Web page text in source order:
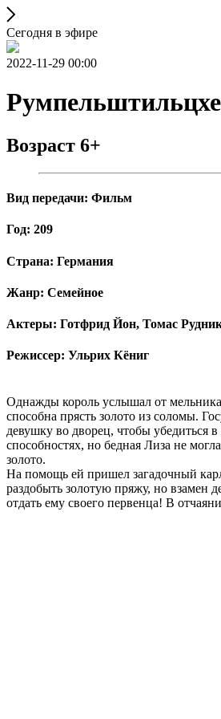
Сегодня в эфире
2022-11-29 00:00
Возраст 6+
Вид передачи: Фильм
Год: 209
Страна: Германия
Жанр: Семейное
Актеры: Готфрид Йон, Томас
Режиссер: Ульрих Кёниг
Однажды король услышал от
способна прясть золото из соломы.
девушку во дворец, чтобы убедиться в
способностях, но бедная Лиза не
золото.
На помощь ей пришел загадочный
раздобыть золотую пряжу, но взамен
отдать ему своего первенца! В